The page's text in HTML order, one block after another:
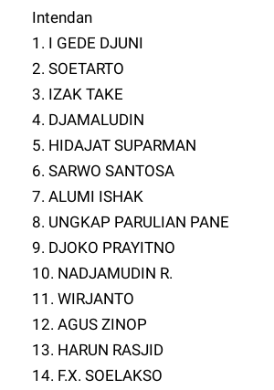
Intendan
1. I GEDE DJUNI
2. SOETARTO
3. IZAK TAKE
4. DJAMALUDIN
5. HIDAJAT SUPARMAN
6. SARWO SANTOSA
7. ALUMI ISHAK
8. UNGKAP PARULIAN PANE
9. DJOKO PRAYITNO
10. NADJAMUDIN R.
11. WIRJANTO
12. AGUS ZINOP
13. HARUN RASJID
14. F.X. SOELAKSO